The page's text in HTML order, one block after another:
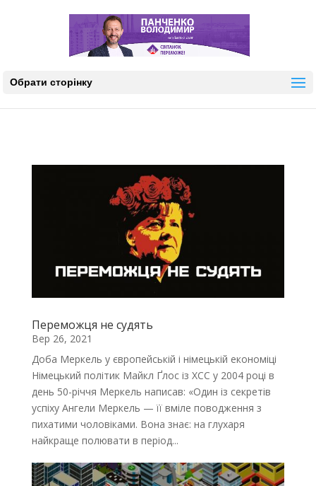
Обрати сторінку
Переможця не судять
Вер 26, 2021
Доба Меркель у європейській і німецькій економіці
Німецький політик Майкл Ґлос із ХСС у 2004 році в
день 50-річчя Меркель написав: «Один із секретів
успіху Ангели Меркель — її вміле поводження з
пихатими чоловіками. Вона знає: на глухаря
найкраще полювати в період...